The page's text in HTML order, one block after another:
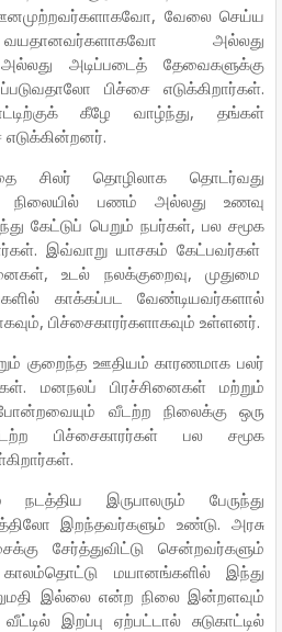
வேலை செய்ய
அல்லது
அடிப்படைத் தேவைகளுக்கு
பிச்சை எடுக்கிறார்கள்.
கீழே வாழ்ந்து, தங்கள்
எடுக்கின்றனர்.
சிலர் தொழிலாக தொடர்வது
நிலையில் பணம் அல்லது உணவு
கேட்டுப் பெறும் நபர்கள், பல சமூக
இவ்வாறு யாசகம் கேட்பவர்கள்
உடல் நலக்குறைவு, முதுமை
காக்கப்பட வேண்டியவர்களால்
பிச்சைகாரர்களாகவும் உள்ளனர்.
குறைந்த ஊதியம் காரணமாக பலர்
மனநலப் பிரச்சினைகள் மற்றும்
வீடற்ற நிலைக்கு ஒரு
பிச்சைகாரர்கள் பல சமூக
இருபாலரும் பேருந்து
இறந்தவர்களும் உண்டு. அரசு
சேர்த்துவிட்டு சென்றவர்களும்
மயானங்களில் இந்து
இல்லை என்ற நிலை இன்றளவும்
இறப்பு ஏற்பட்டால் சுடுகாட்டில்